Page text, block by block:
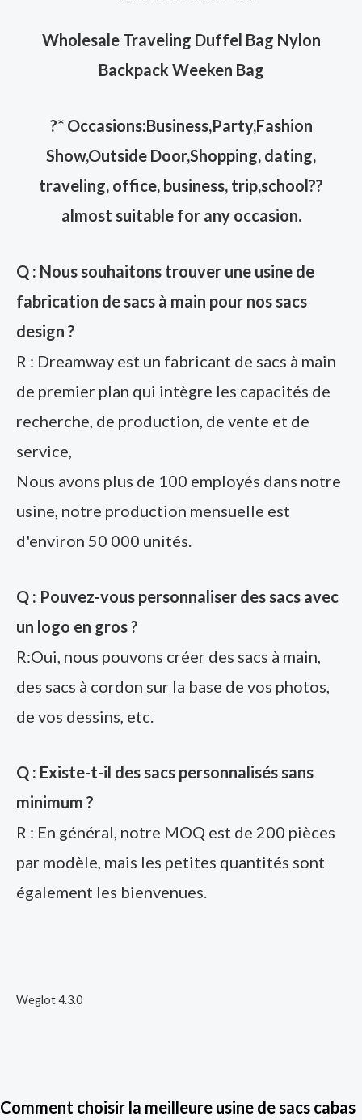
Wholesale Traveling Duffel Bag Nylon
Backpack Weeken Bag
?* Occasions:Business,Party,Fashion
Show,Outside Door,Shopping, dating,
traveling, office, business, trip,school??
almost suitable for any occasion.
Q : Nous souhaitons trouver une usine de
fabrication de sacs à main pour nos sacs
design ?
R : Dreamway est un fabricant de sacs à main
de premier plan qui intègre les capacités de
recherche, de production, de vente et de
service,
Nous avons plus de 100 employés dans notre
usine, notre production mensuelle est
d'environ 50 000 unités.
Q : Pouvez-vous personnaliser des sacs avec
un logo en gros ?
R:Oui, nous pouvons créer des sacs à main,
des sacs à cordon sur la base de vos photos,
de vos dessins, etc.
Q : Existe-t-il des sacs personnalisés sans
minimum ?
R : En général, notre MOQ est de 200 pièces
par modèle, mais les petites quantités sont
également les bienvenues.
Weglot 4.3.0
Comment choisir la meilleure usine de sacs cabas